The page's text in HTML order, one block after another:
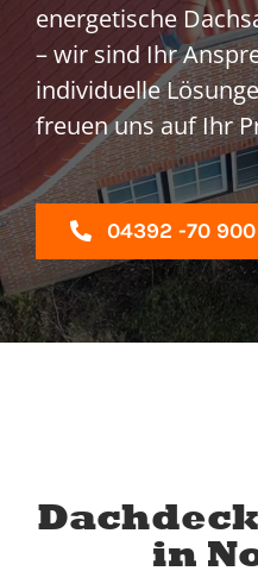
energetische
– wir sind Ihr
individuelle
freuen uns auf Ihr
04392 -70 900
in